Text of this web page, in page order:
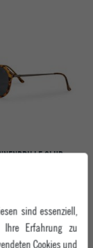
CLUB
34,95 €
sind essenziell,
Erfahrung zu
Cookies und